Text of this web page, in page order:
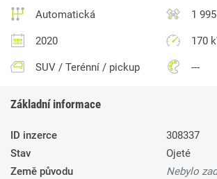
Automatická 1
2020 170
SUV / Terénní / pickup ---
Základní informace
ID inzerce
308337
Stav
Ojeté
Země původu
Nebylo